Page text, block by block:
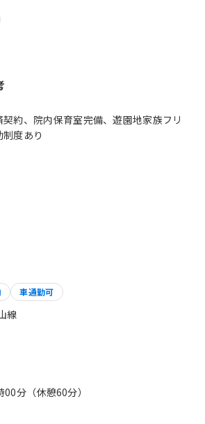
約、院内保育室完備、遊園地家族フリ
度あり
車通勤可
線
分（休憩60分）